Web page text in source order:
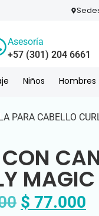
Asesoría
+57 (301) 204 6661
Niños Hombres
PARA CABELLO
$ 77.000